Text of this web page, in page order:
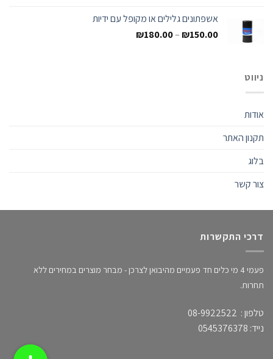
אשפתונים גלילים או מקופל עם ידיות
₪150.00
–
₪180.00
ניווט
אודות
תקנון האתר
בלוג
צור קשר
דרכי התקשרות
פעמי 4 מי כלים חד פעמיים מהיבואן לצרכן - מבחר מוצרים במחירים ללא
תחרות.
טלפון : 08-9922522
נייד: 0545376378